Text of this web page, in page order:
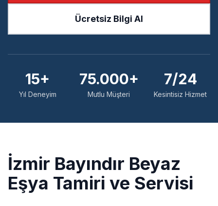
Ücretsiz Bilgi Al
15+
Yıl Deneyim
75.000+
Mutlu Müşteri
7/24
Kesintisiz Hizmet
İzmir Bayındır Beyaz
Eşya Tamiri ve Servisi